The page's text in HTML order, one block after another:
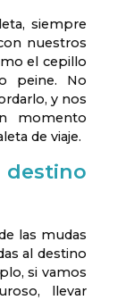
siempre
nuestros
el cepillo
peine. No
y nos
momento
de viaje.
las mudas
al destino
si vamos
llevar